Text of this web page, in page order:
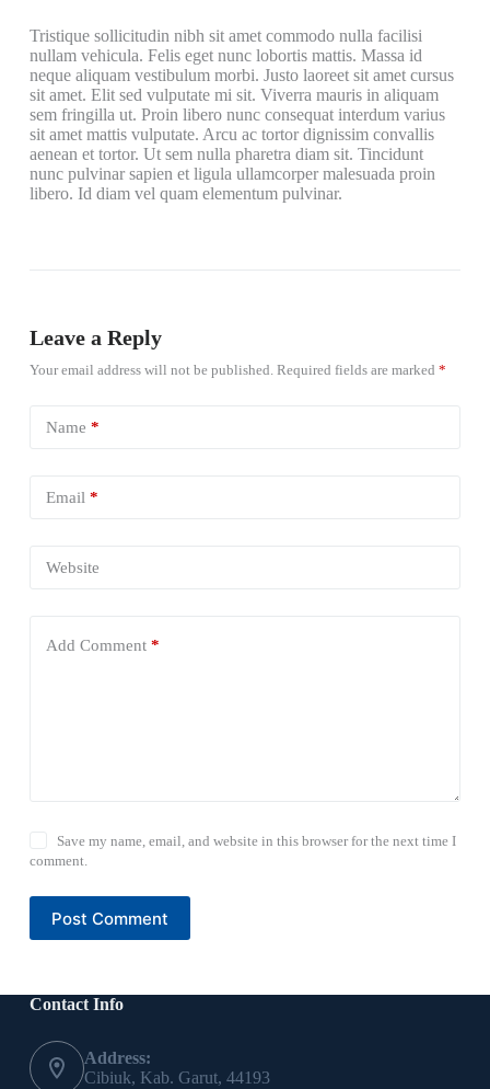
Tristique sollicitudin nibh sit amet commodo nulla facilisi
nullam vehicula. Felis eget nunc lobortis mattis. Massa id
neque aliquam vestibulum morbi. Justo laoreet sit amet cursus
sit amet. Elit sed vulputate mi sit. Viverra mauris in aliquam
sem fringilla ut. Proin libero nunc consequat interdum varius
sit amet mattis vulputate. Arcu ac tortor dignissim convallis
aenean et tortor. Ut sem nulla pharetra diam sit. Tincidunt
nunc pulvinar sapien et ligula ullamcorper malesuada proin
libero. Id diam vel quam elementum pulvinar.
Leave a Reply
Your email address will not be published. Required fields are marked *
Name *
Email *
Website
Add Comment*
Save my name, email, and website in this browser for the next time I
comment.
Post Comment
Contact Info
Address:
Cibiuk, Kab. Garut, 44193